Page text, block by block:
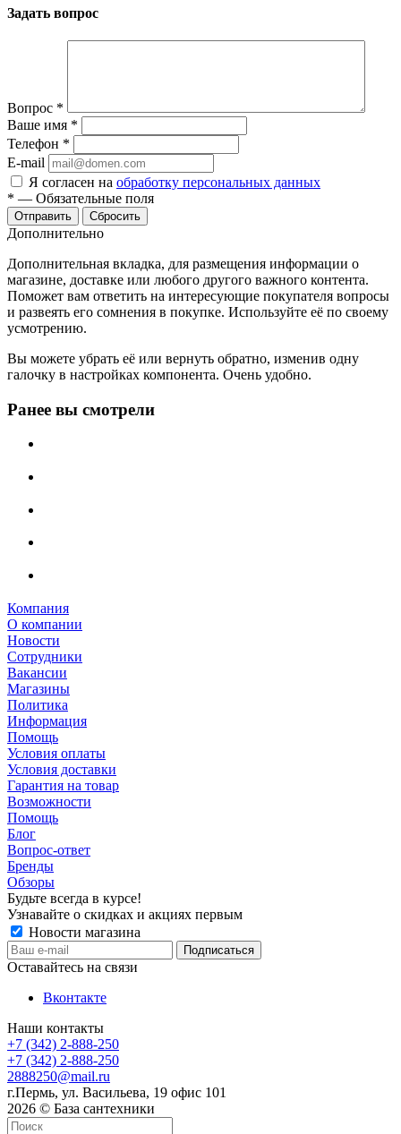
Задать вопрос
Вопрос *
Ваше имя *
Телефон *
E-mail
Я согласен на обработку персональных данных
* — Обязательные поля
Отправить Сбросить
Дополнительно
Дополнительная вкладка, для размещения информации о
магазине, доставке или любого другого важного контента.
Поможет вам ответить на интересующие покупателя вопросы
и развеять его сомнения в покупке. Используйте её по своему
усмотрению.
Вы можете убрать её или вернуть обратно, изменив одну
галочку в настройках компонента. Очень удобно.
Ранее вы смотрели
Компания
О компании
Новости
Сотрудники
Вакансии
Магазины
Политика
Информация
Помощь
Условия оплаты
Условия доставки
Гарантия на товар
Возможности
Помощь
Блог
Вопрос-ответ
Бренды
Обзоры
Будьте всегда в курсе!
Узнавайте о скидках и акциях первым
Новости магазина
Оставайтесь на связи
Вконтакте
Наши контакты
+7 (342) 2-888-250
+7 (342) 2-888-250
2888250@mail.ru
г.Пермь, ул. Васильева, 19 офис 101
2026 © База сантехники